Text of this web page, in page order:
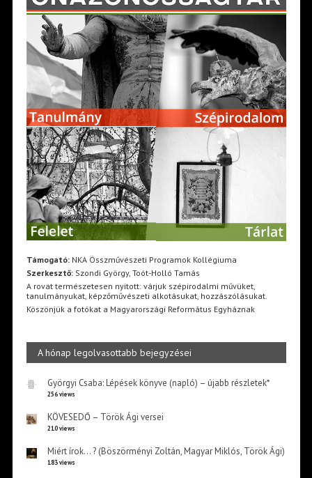
Támogató:NKA Összművészeti Programok Kollégiuma
Szerkesztő:Szondi György, Toót-Holló Tamás
A rovat természetesen nyitott: várjuk szépirodalmi művüket,
tanulmányukat, képzőművészeti alkotásukat, hozzászólásukat.
Köszönjük a fotókat a Magyarországi Református Egyháznak
A hónap legolvasottabb bejegyzései
Györgyi Csaba: Lépések könyve (napló) – újabb részletek*
256 views
KÖVESEDŐ – Török Ági versei
210 views
Miért írok… ? (Böszörményi Zoltán, Magyar Miklós, Török Ági)
183 views